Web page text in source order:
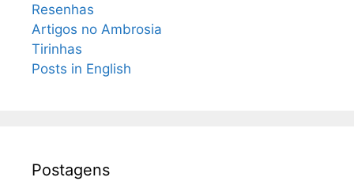
Resenhas
Artigos no Ambrosia
Tirinhas
Posts in English
Postagens